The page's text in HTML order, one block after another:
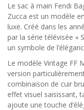
Le sac à main Fendi
Zucca est un modèle
luxe. Créé dans les
par la série télévisée «
un symbole de
Le modèle Vintage FF
version
combinaison de cuir
effet visuel saisissant,
ajoute une touche